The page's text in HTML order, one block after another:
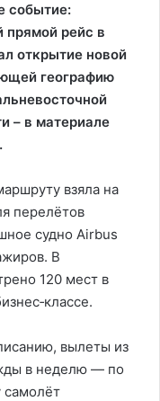
событие:
прямой рейс в
открытие новой
географию
– в материале
взяла на
перелётов
судно Airbus
В
120 мест в
вылеты из
в неделю — по
самолёт